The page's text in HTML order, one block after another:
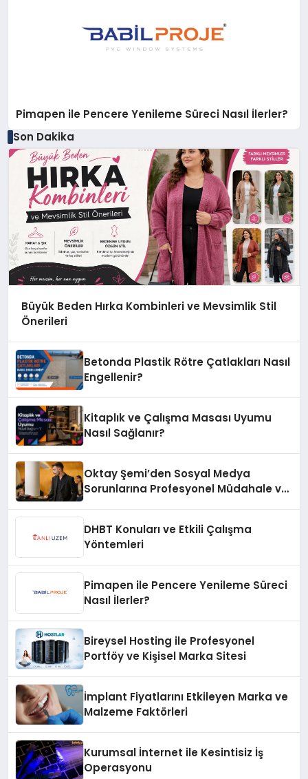
Pimapen ile Pencere Yenileme Süreci Nasıl İlerler?
Son Dakika
Büyük Beden Hırka Kombinleri ve Mevsimlik Stil
Önerileri
Betonda Plastik Rötre Çatlakları Nasıl
Engellenir?
Kitaplık ve Çalışma Masası Uyumu
Nasıl Sağlanır?
Oktay Şemi’den Sosyal Medya
Sorunlarına Profesyonel Müdahale ve
DHBT Konuları ve Etkili Çalışma
Yöntemleri
Pimapen ile Pencere Yenileme Süreci
Nasıl İlerler?
Bireysel Hosting ile Profesyonel
Portföy ve Kişisel Marka Sitesi
İmplant Fiyatlarını Etkileyen Marka ve
Malzeme Faktörleri
Kurumsal İnternet ile Kesintisiz İş
Operasyonu